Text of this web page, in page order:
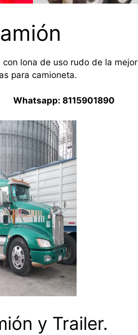
con lona de uso rudo de la
para camioneta.
Whatsapp: 8115901890
y Trailer.